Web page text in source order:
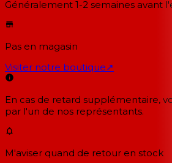
Généralement 1-2 semaines avant
Pas en magasin
Visiter notre boutique↗
En cas de retard supplémentaire,
par l'un de nos représentants.
M'aviser quand de retour en stock